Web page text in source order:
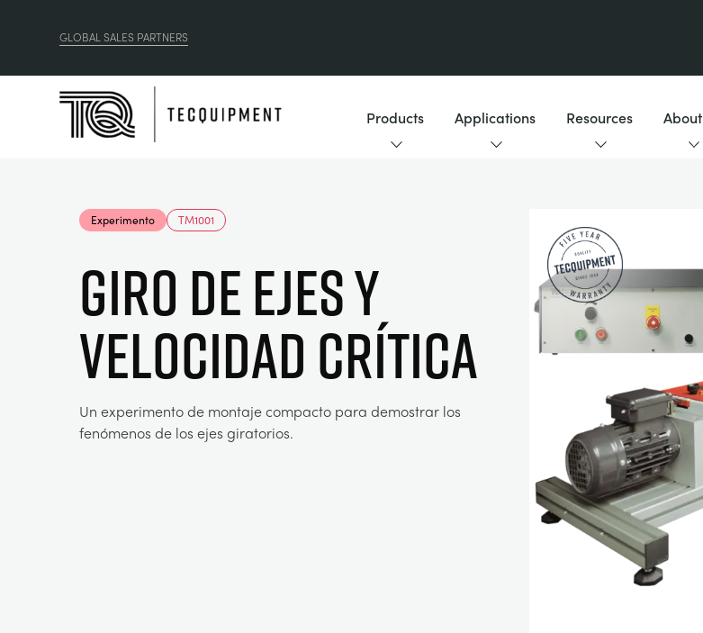
GLOBAL SALES PARTNERS
Products Applications Resources
Experimento TM1001
GIRO DE EJES Y
VELOCIDAD CRÍTICA
Un experimento de montaje compacto para demostrar los
fenómenos de los ejes giratorios.